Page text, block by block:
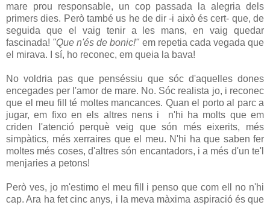
mare prou responsable, un cop passada la alegria dels
primers dies. Però també us he de dir -i això és cert- que, de
seguida que el vaig tenir a les mans, en vaig quedar
fascinada! "Que n'és de bonic!" em repetia cada vegada que
el mirava. I sí, ho reconec, em queia la bava!
No voldria pas que penséssiu que sóc d'aquelles dones
encegades per l'amor de mare. No. Sóc realista jo, i reconec
que el meu fill té moltes mancances. Quan el porto al parc a
jugar, em fixo en els altres nens i n'hi ha molts que em
criden l'atenció perquè veig que són més eixerits, més
simpàtics, més xerraires que el meu. N'hi ha que saben fer
moltes més coses, d'altres són encantadors, i a més d'un te'l
menjaries a petons!
Però ves, jo m'estimo el meu fill i penso que com ell no n'hi
cap. Ara ha fet cinc anys, i la meva màxima aspiració és que